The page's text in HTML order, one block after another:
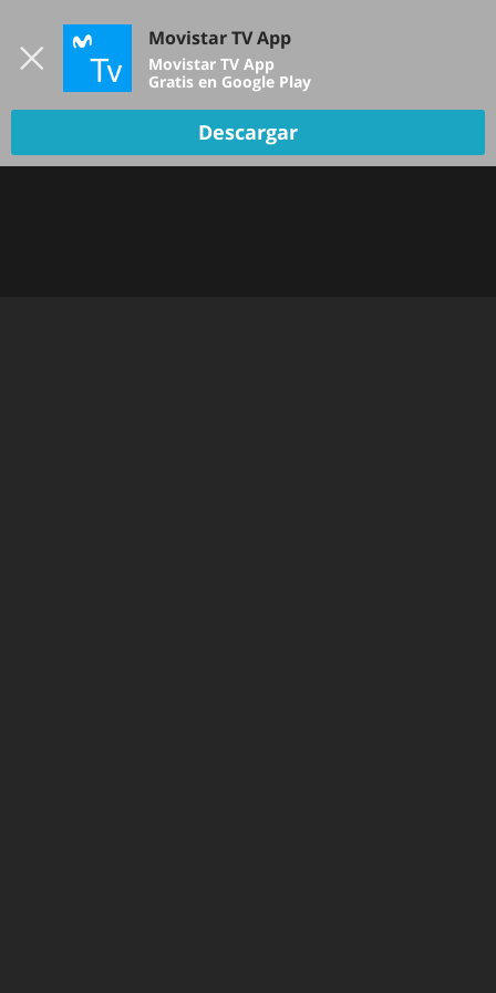
TV EN VIVO
Movistar TV App
Movistar TV App
Gratis en Google Play
Descargar